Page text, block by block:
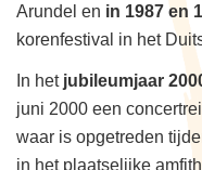
Arundel en in 1987 en
korenfestival in het
In het jubileumjaar
juni 2000 een
waar is opgetreden
in het plaatselijke